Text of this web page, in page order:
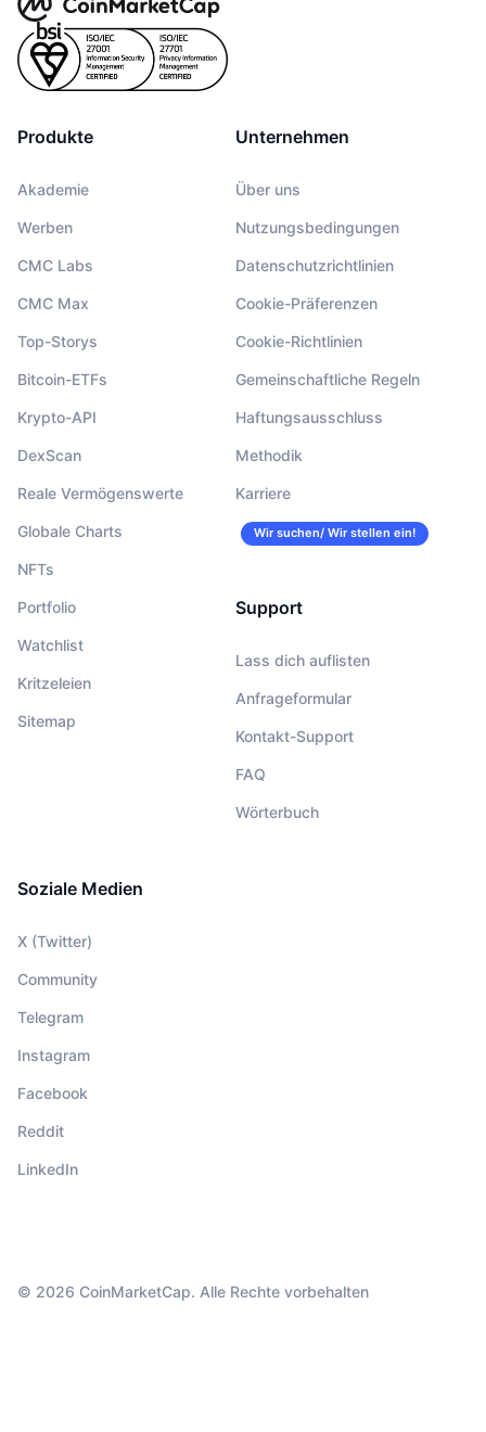
Produkte
Akademie
Werben
CMC Labs
CMC Max
Top-Storys
Bitcoin-ETFs
Krypto-API
DexScan
Reale Vermögenswerte
Globale Charts
NFTs
Portfolio
Watchlist
Kritzeleien
Sitemap
Unternehmen
Über uns
Nutzungsbedingungen
Datenschutzrichtlinien
Cookie-Präferenzen
Cookie-Richtlinien
Gemeinschaftliche Regeln
Haftungsausschluss
Methodik
Karriere
Wir suchen/ Wir stellen ein!
Support
Lass dich auflisten
Anfrageformular
Kontakt-Support
FAQ
Wörterbuch
Soziale Medien
X (Twitter)
Community
Telegram
Instagram
Facebook
Reddit
LinkedIn
© 2026 CoinMarketCap. Alle Rechte vorbehalten